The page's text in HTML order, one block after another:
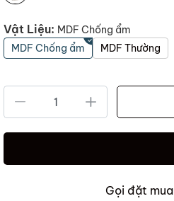
Vật Liệu: MDF Chống ẩm
MDF Chống ẩm
MDF Thường
Gọi đặt mua